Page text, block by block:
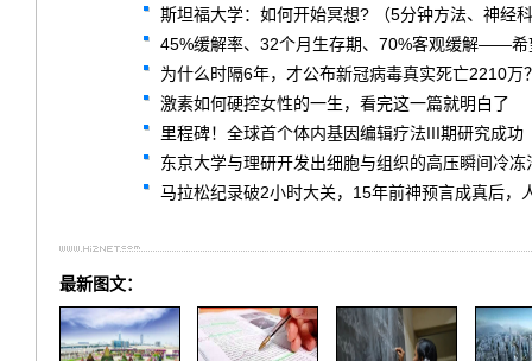
斯坦福大学：如何开始冥想? （5分钟方法、神经
45%缓解率、32个月生存期、70%客观缓解——希
为什么时隔6年，才公布新冠病毒真实死亡2210万
激素如何硬控女性的一生，看完这一篇就明白了
里程碑！全球首个体内基因编辑疗法III期研究成功
东京大学与理研开发出细胞与组织的高压瞬间冷
马拉松纪录破2小时大关，15年前神预言成真后，
最新图文：